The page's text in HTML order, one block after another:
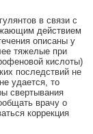
в связи с
действием
описаны у
тяжелые при
кислоты)
последствий не
удается, то
свертывания
врачу о
коррекция